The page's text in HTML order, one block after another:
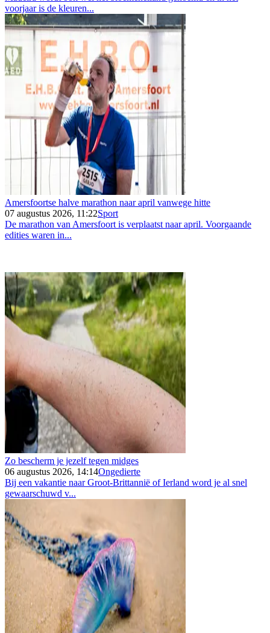
voorjaar is de kleuren...
Amersfoortse halve marathon naar april vanwege hitte
07 augustus 2026, 11:22Sport
De marathon van Amersfoort is verplaatst naar april. Voorgaande
edities waren in...
Zo bescherm je jezelf tegen midges
06 augustus 2026, 14:14Ongedierte
Bij een vakantie naar Groot-Brittannië of Ierland word je al snel
gewaarschuwd v...